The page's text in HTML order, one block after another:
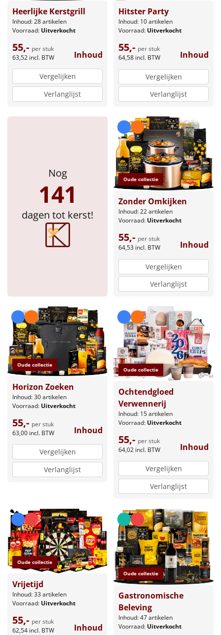
Heerlijke Kerstgrill
Inhoud: 28 artikelen
Voorraad: Uitverkocht
55,- per stuk
63,52 incl. BTW Inhoud
Vergelijken
Verlanglijst
Hitster Party
Inhoud: 10 artikelen
Voorraad: Uitverkocht
55,- per stuk
64,58 incl. BTW Inhoud
Vergelijken
Verlanglijst
Nog
141
dagen tot kerst!
Oude collectie
Zonder Omkijken
Inhoud: 22 artikelen
Voorraad: Uitverkocht
55,- per stuk
64,53 incl. BTW Inhoud
Vergelijken
Verlanglijst
Oude collectie
Horizon Zoeken
Inhoud: 30 artikelen
Voorraad: Uitverkocht
55,- per stuk
63,00 incl. BTW Inhoud
Vergelijken
Verlanglijst
Oude collectie
Ochtendgloed
Verwennerij
Inhoud: 15 artikelen
Voorraad: Uitverkocht
55,- per stuk
64,02 incl. BTW Inhoud
Vergelijken
Verlanglijst
Oude collectie
Vrijetijd
Inhoud: 33 artikelen
Voorraad: Uitverkocht
55,- per stuk
62,54 incl. BTW Inhoud
Oude collectie
Gastronomische
Beleving
Inhoud: 47 artikelen
Voorraad: Uitverkocht